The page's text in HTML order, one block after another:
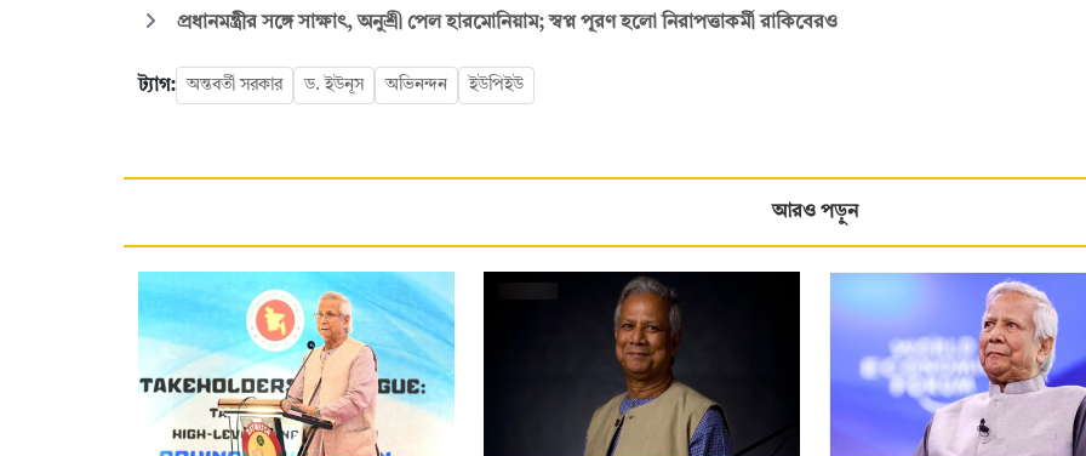
প্রধানমন্ত্রীর সঙ্গে সাক্ষাৎ, অনুশ্রী পেল হারমোনিয়াম; স্বপ্ন পূরণ হলো নিরাপত্তাকর্মী রাকিবেরও
ট্যাগ: অন্তবর্তী সরকার ড. ইউনূস অভিনন্দন ইউপিইউ
আরও পড়ুন